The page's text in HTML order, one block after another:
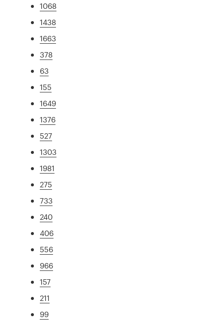
1068
1438
1663
378
63
155
1649
1376
527
1303
1981
275
733
240
406
556
966
157
211
99